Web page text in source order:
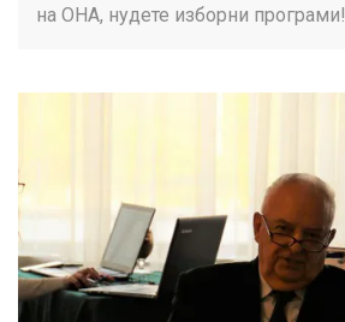
на ОНА, нудете изборни програми!